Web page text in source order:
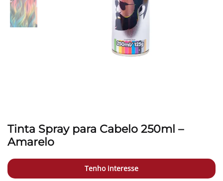
Tinta Spray para Cabelo 250ml –
Amarelo
Tenho interesse